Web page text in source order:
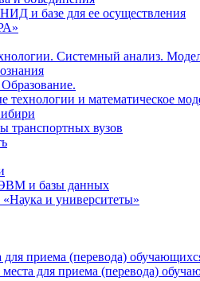
и базе для ее осуществления
Системный анализ.
и математическое
транспортных вузов
и базы данных
и университеты»
для приема (перевода)
места для приема (перевода)